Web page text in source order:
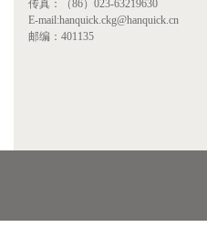
传真：（86）023-63219630
E-mail:hanquick.ckg@hanquick.cn
邮编：401135